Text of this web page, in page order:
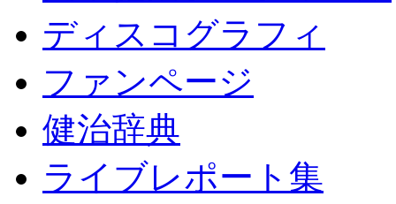
ディスコグラフィ
ファンページ
健治辞典
ライブレポート集